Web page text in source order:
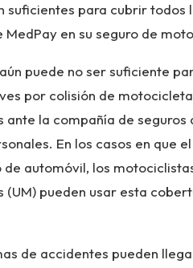
suficientes para cubrir todos
en su seguro de
puede no ser suficiente
por colisión de
ante la compañía de
En los casos en que
de automóvil, los
(UM) pueden usar esta
de accidentes pueden